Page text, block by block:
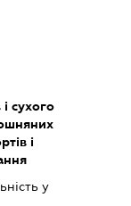
сухого
і
у